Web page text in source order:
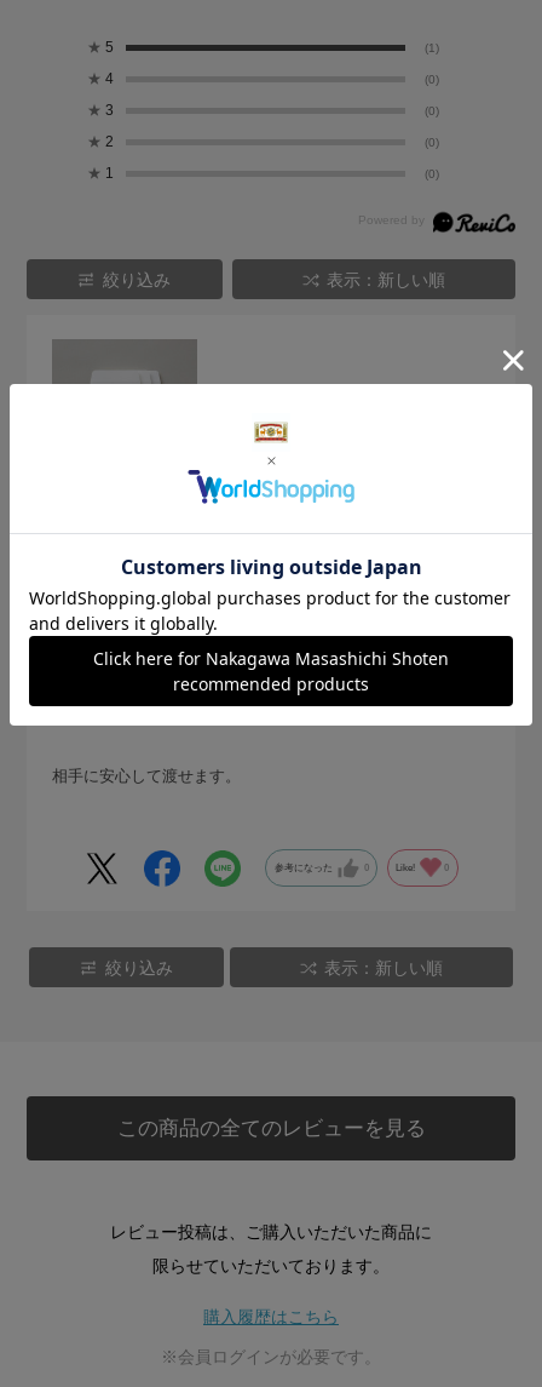
★ 5 (1)
★ 4 (0)
★ 3 (0)
★ 2 (0)
★ 1 (0)
絞り込み 表示：新しい順
サイズ：サイズなし 色：ホワイト
購入の用途:ご自宅用
相手に安心して渡せます。
参考になった 0 Like! 0
絞り込み 表示：新しい順
この商品の全てのレビューを見る
レビュー投稿は、ご購入いただいた商品に
限らせていただいております。
購入履歴はこちら
※会員ログインが必要です。